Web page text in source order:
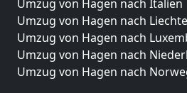
Umzug von Hagen nach Italien
Umzug von Hagen nach
Umzug von Hagen nach
Umzug von Hagen nach
Umzug von Hagen nach